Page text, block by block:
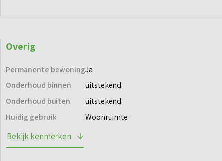
Overig
Permanente bewoningJa
Onderhoud binnen
uitstekend
Onderhoud buiten
uitstekend
Huidig gebruik
Woonruimte
Bekijk kenmerken